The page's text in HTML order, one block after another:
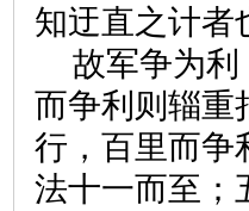
知迂直之计者
故军争为
而争利则辎重
行，百里而争
法十一而至；